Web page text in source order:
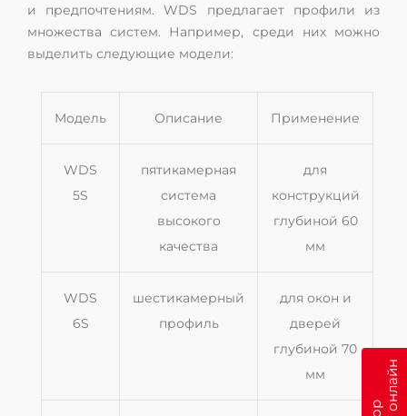
и предпочтениям. WDS предлагает профили из
множества систем. Например, среди них можно
выделить следующие модели:
Модель Описание Применение
WDS
5S
пятикамерная
система
высокого
качества
для
конструкций
глубиной 60
мм
WDS
6S
шестикамерный
профиль
для окон и
дверей
глубиной 70
мм